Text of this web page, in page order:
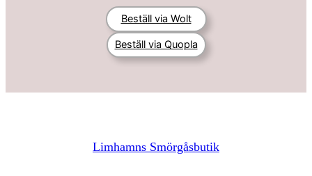
p
Beställ via Wolt
Beställ via Quopla
Limhamns Smörgåsbutik